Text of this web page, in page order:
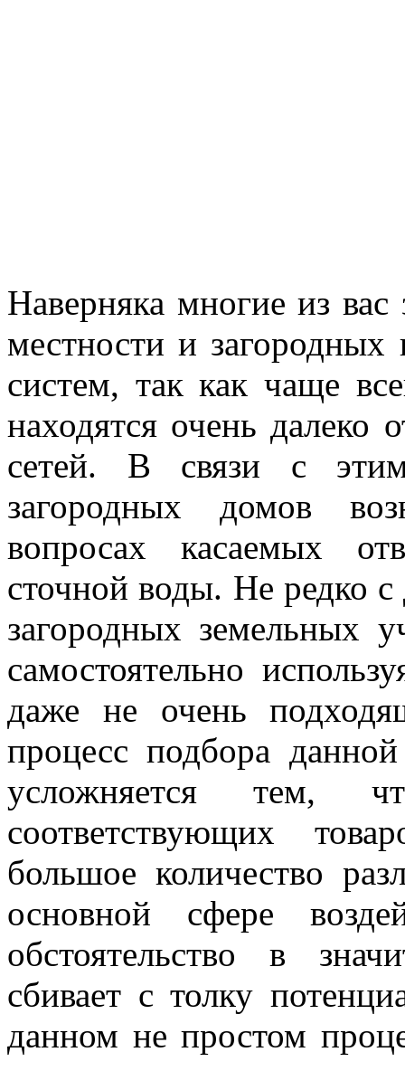
Наверняка многие из вас
местности и загородных
систем, так как чаще
находятся очень далеко
сетей. В связи с
загородных домов
вопросах касаемых
сточной воды. Не редко
загородных земельных
самостоятельно
даже не очень
процесс подбора
усложняется тем,
соответствующих
большое количество
основной сфере
обстоятельство в
сбивает с толку
данном не простом